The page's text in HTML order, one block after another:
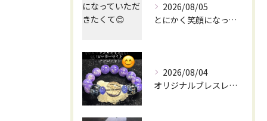
2026/08/05
とにかく笑顔になっていただきたくて😊
2026/08/04
オリジナルブレスレット作成してみました😊